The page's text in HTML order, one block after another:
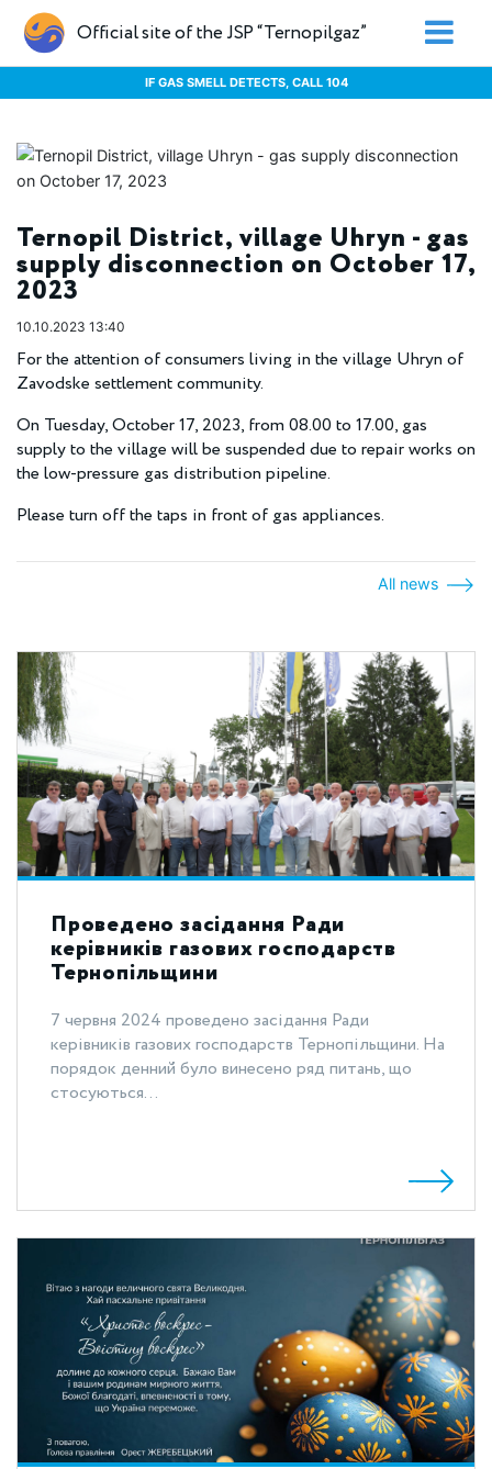
Official site of the JSP “Ternopilgaz”
IF GAS SMELL DETECTS, CALL 104
Ternopil District, village Uhryn - gas
supply disconnection on October 17,
2023
10.10.2023 13:40
For the attention of consumers living in the village Uhryn of
Zavodske settlement community.
On Tuesday, October 17, 2023, from 08.00 to 17.00, gas
supply to the village will be suspended due to repair works on
the low-pressure gas distribution pipeline.
Please turn off the taps in front of gas appliances.
All news
Проведено засідання Ради
керівників газових господарств
Тернопільщини
7 червня 2024 проведено засідання Ради
керівників газових господарств Тернопільщини. На
порядок денний було винесено ряд питань, що
стосуються...